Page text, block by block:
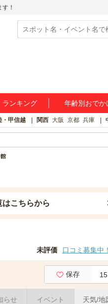
！
ランキング 年齢別おでか
・甲信越 関西 大阪 京都 兵庫
こちらから
未評価 口コミ募集中！
保存 15
らせ イベント 天気/地